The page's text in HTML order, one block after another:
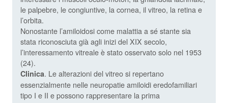
le palpebre, le congiuntive, la cornea, il vitreo, la retina e
l’orbita.
Nonostante l’amiloidosi come malattia a sé stante sia
stata riconosciuta già agli inizi del XIX secolo,
l’interessamento vitreale è stato osservato solo nel 1953
(24).
Clinica. Le alterazioni del vitreo si repertano
essenzialmente nelle neuropatie amiloidi eredofamiliari
tipo I e II e possono rappresentare la prima